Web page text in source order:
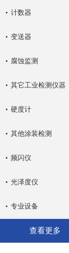
计数器
变送器
腐蚀监测
其它工业检测仪器
硬度计
其他涂装检测
频闪仪
光泽度仪
专业设备
查看更多